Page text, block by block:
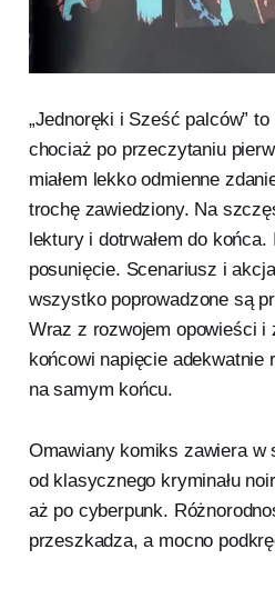
„Jednoręki i Sześć palców”
chociaż po przeczytaniu
miałem lekko odmienne
trochę zawiedziony. Na
lektury i dotrwałem do końca.
posunięcie. Scenariusz i
wszystko poprowadzone są
Wraz z rozwojem opowieści i
końcowi napięcie adekwatnie
na samym końcu.
Omawiany komiks zawiera w
od klasycznego kryminału
aż po cyberpunk.
przeszkadza, a mocno